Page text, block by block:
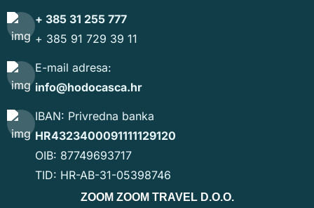
+ 385 31 255 777
+ 385 91 729 39 11
E-mail adresa:
info@hodocasca.hr
IBAN: Privredna banka
HR4323400091111129120
OIB: 87749693717
TID: HR-AB-31-05398746
ZOOM ZOOM TRAVEL D.O.O.